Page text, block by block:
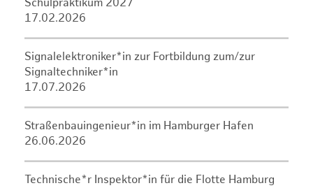
Schulpraktikum 2027
17.02.2026
Signalelektroniker*in zur Fortbildung zum/zur
Signaltechniker*in
17.07.2026
Straßenbauingenieur*in im Hamburger Hafen
26.06.2026
Technische*r Inspektor*in für die Flotte Hamburg